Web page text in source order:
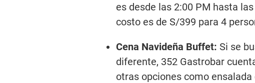
es desde las 2:00 PM hasta
costo es de S/399 para 4
Cena Navideña Buffet: Si se
diferente, 352 Gastrobar
otras opciones como